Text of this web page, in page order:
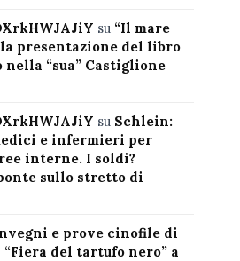
su “Il mare
presentazione del libro
“sua” Castiglione
su Schlein:
e infermieri per
interne. I soldi?
sullo stretto di
e prove cinofile di
del tartufo nero” a